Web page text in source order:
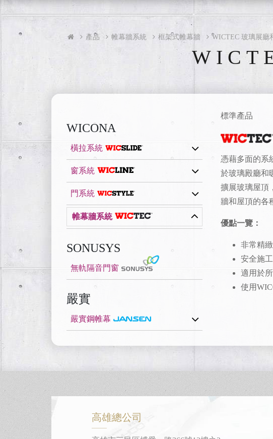
安全窗
通風窗
產品 帷幕牆系統 框架式帷幕牆 WICTEC 玻璃展廳
WICONA
橫拉系統
窗系統
門系統
帷幕牆系統
SONUSYS
無軌隔音門窗
嚴實
嚴實鋼帷幕
標準產品
憑藉多面的系
於玻璃殿廳和
擴展玻璃屋頂
牆和屋頂的各
優點一覽：
非常精
安全施
適用於
使用
高雄總公司